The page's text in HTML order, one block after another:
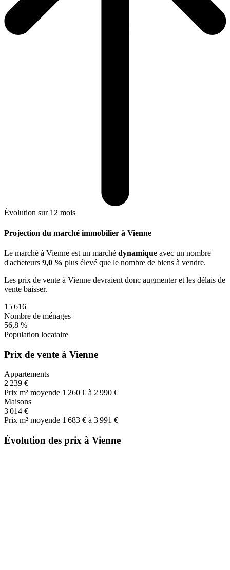
Évolution sur 12 mois
Projection du marché immobilier à Vienne
Le marché à Vienne est un marché dynamique avec un nombre
d'acheteurs 9,0 % plus élevé que le nombre de biens à vendre.
Les prix de vente à Vienne devraient donc augmenteret les délais de
vente baisser.
15 616
Nombre de ménages
56,8 %
Population locataire
Prix de vente à Vienne
Appartements
2 239 €
Prix m² moyende 1 260 € à 2 990 €
Maisons
3 014 €
Prix m² moyende 1 683 € à 3 991 €
Évolution des prix à Vienne